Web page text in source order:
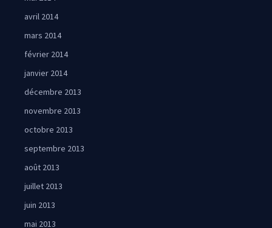
avril 2014
mars 2014
février 2014
janvier 2014
décembre 2013
novembre 2013
octobre 2013
septembre 2013
août 2013
juillet 2013
juin 2013
mai 2013